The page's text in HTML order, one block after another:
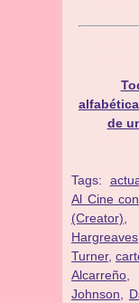
de
Tags:
Al Cine
(Creator)
Hargreaves
Turner,
Alcarreño
Johnson